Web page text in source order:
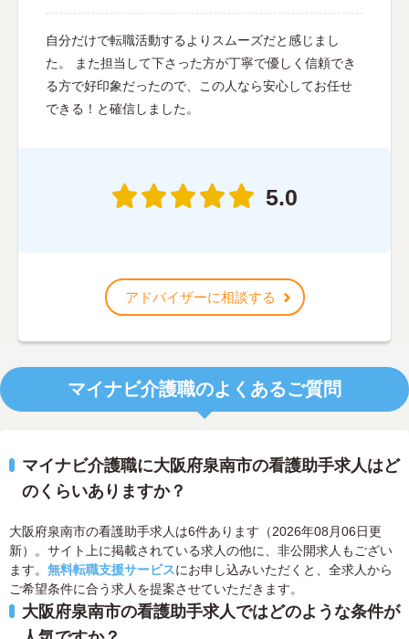
自分だけで転職活動するよりスムーズだと感じまし
た。 また担当して下さった方が丁寧で優しく信頼でき
る方で好印象だったので、この人なら安心してお任せ
できる！と確信しました。
5.0
アドバイザーに相談する
マイナビ介護職のよくあるご質問
マイナビ介護職に大阪府泉南市の看護助手求人はど
のくらいありますか？
大阪府泉南市の看護助手求人は6件あります（2026年08月06日更
新）。サイト上に掲載されている求人の他に、非公開求人もござい
ます。 無料転職支援サービスにお申し込みいただくと、全求人から
ご希望条件に合う求人を提案させていただきます。
大阪府泉南市の看護助手求人ではどのような条件が